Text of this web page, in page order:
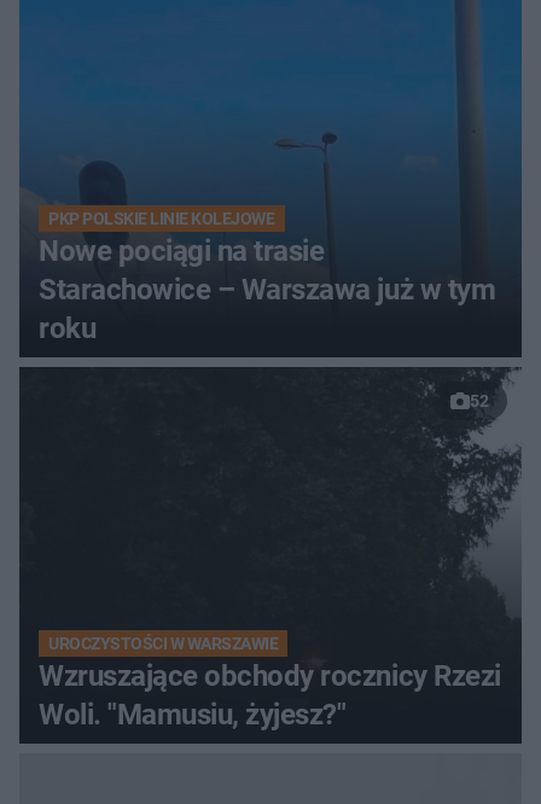
PKP POLSKIE LINIE KOLEJOWE
Nowe pociągi na trasie
Starachowice – Warszawa już w tym
roku
52
UROCZYSTOŚCI W WARSZAWIE
Wzruszające obchody rocznicy Rzezi
Woli. "Mamusiu, żyjesz?"